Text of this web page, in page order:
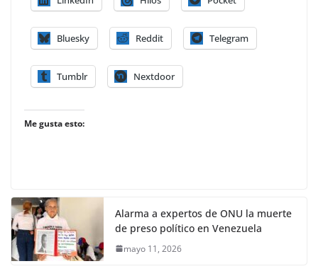
Bluesky Reddit Telegram
Tumblr Nextdoor
Me gusta esto:
Alarma a expertos de ONU la muerte
de preso político en Venezuela
mayo 11, 2026